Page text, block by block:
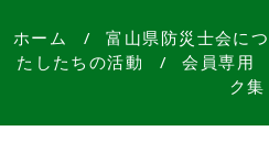
ホーム /富山県防災士会に
たしたちの活動
/会員専用
ク集